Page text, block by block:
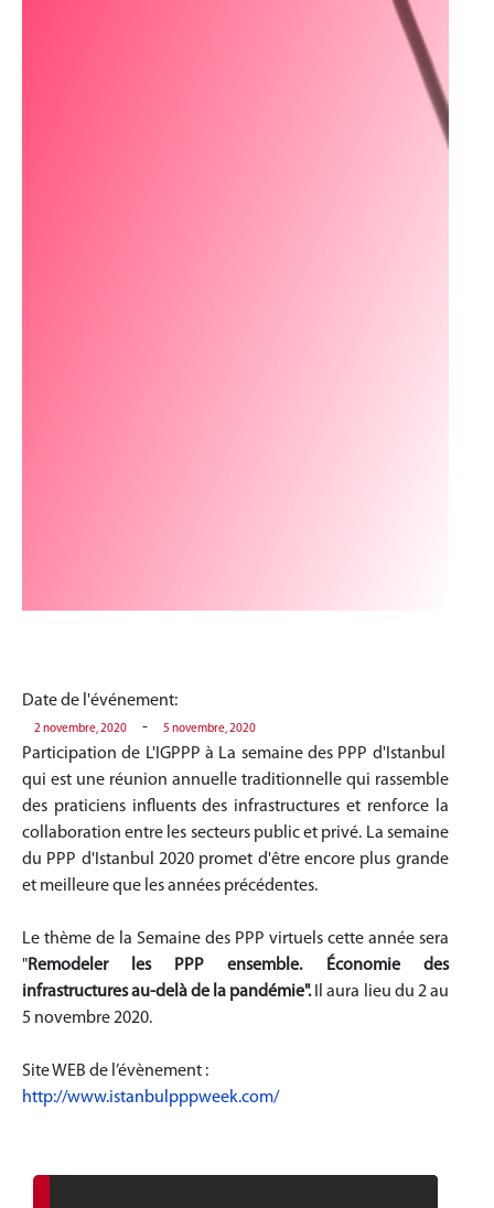
Date de l'événement:
2 novembre, 2020 - 5 novembre, 2020
Participation de L'IGPPP à La semaine des PPP d'Istanbul
qui est une réunion annuelle traditionnelle qui rassemble
des praticiens influents des infrastructures et renforce la
collaboration entre les secteurs public et privé. La semaine
du PPP d'Istanbul 2020 promet d'être encore plus grande
et meilleure que les années précédentes.
Le thème de la Semaine des PPP virtuels cette année sera
"Remodeler les PPP ensemble. Économie des
infrastructures au-delà de la pandémie".Il aura lieu du 2 au
5 novembre 2020.
Site WEB de l’évènement :
http://www.istanbulpppweek.com/